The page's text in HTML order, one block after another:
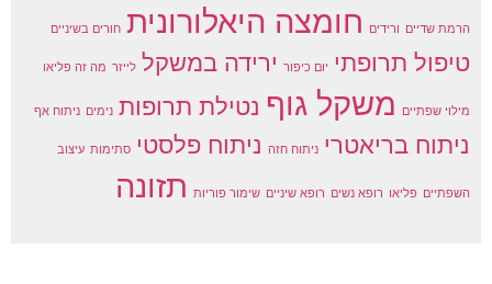
הרמת שדיים ורידים חומצה היאלורונית חורים בשיניים
טיפול תרופתי יום כיפור ירידה במשקל לייזר מה זה פליאו
מילוי שפתיים משקל גוף נטילת תרופות נימים ניתוח אף
ניתוח בריאטרי ניתוח חזה ניתוח פלסטי סתימות עיצוב
השפתיים פליאו רופא נשים רופא שיניים שימור פוריות תזונה